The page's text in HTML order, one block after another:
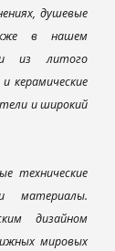
душевые
в нашем
из литого
керамические
и широкий
технические
материалы.
дизайном
мировых